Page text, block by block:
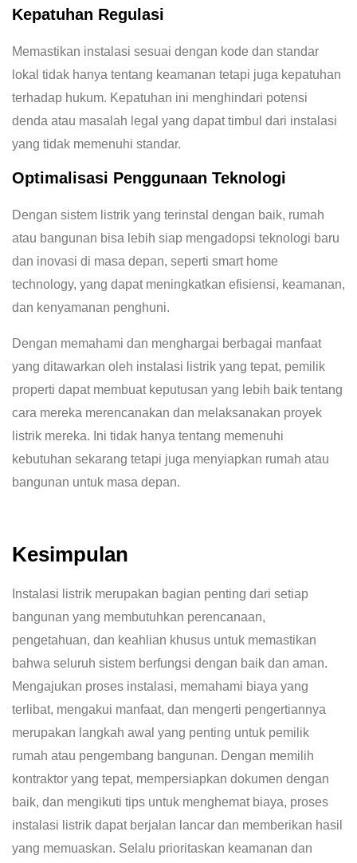
Kepatuhan Regulasi
Memastikan instalasi sesuai dengan kode dan standar
lokal tidak hanya tentang keamanan tetapi juga kepatuhan
terhadap hukum. Kepatuhan ini menghindari potensi
denda atau masalah legal yang dapat timbul dari instalasi
yang tidak memenuhi standar.
Optimalisasi Penggunaan Teknologi
Dengan sistem listrik yang terinstal dengan baik, rumah
atau bangunan bisa lebih siap mengadopsi teknologi baru
dan inovasi di masa depan, seperti smart home
technology, yang dapat meningkatkan efisiensi, keamanan,
dan kenyamanan penghuni.
Dengan memahami dan menghargai berbagai manfaat
yang ditawarkan oleh instalasi listrik yang tepat, pemilik
properti dapat membuat keputusan yang lebih baik tentang
cara mereka merencanakan dan melaksanakan proyek
listrik mereka. Ini tidak hanya tentang memenuhi
kebutuhan sekarang tetapi juga menyiapkan rumah atau
bangunan untuk masa depan.
Kesimpulan
Instalasi listrik merupakan bagian penting dari setiap
bangunan yang membutuhkan perencanaan,
pengetahuan, dan keahlian khusus untuk memastikan
bahwa seluruh sistem berfungsi dengan baik dan aman.
Mengajukan proses instalasi, memahami biaya yang
terlibat, mengakui manfaat, dan mengerti pengertiannya
merupakan langkah awal yang penting untuk pemilik
rumah atau pengembang bangunan. Dengan memilih
kontraktor yang tepat, mempersiapkan dokumen dengan
baik, dan mengikuti tips untuk menghemat biaya, proses
instalasi listrik dapat berjalan lancar dan memberikan hasil
yang memuaskan. Selalu prioritaskan keamanan dan